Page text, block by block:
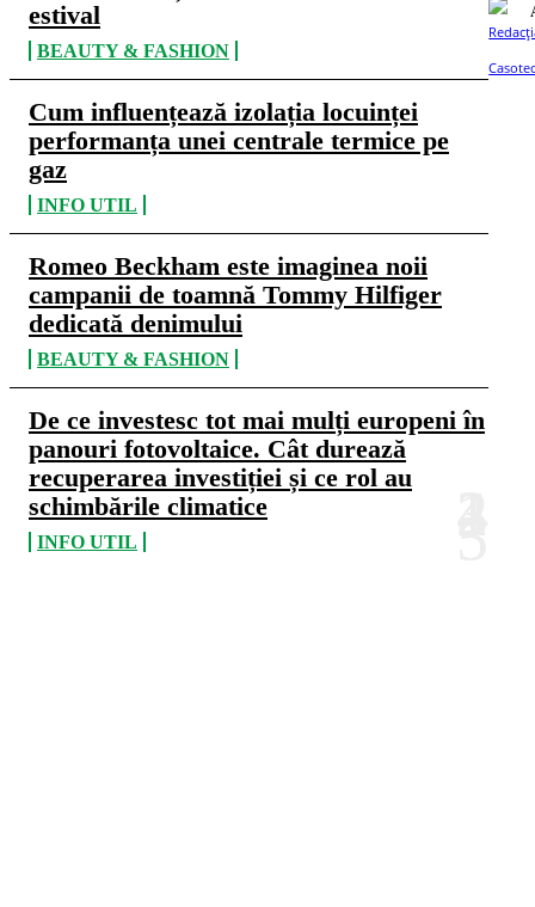
estival
BEAUTY & FASHION
Cum influențează izolația locuinței
performanța unei centrale termice pe
gaz
INFO UTIL
Romeo Beckham este imaginea noii
campanii de toamnă Tommy Hilfiger
dedicată denimului
BEAUTY & FASHION
De ce investesc tot mai mulți europeni în
panouri fotovoltaice. Cât durează
recuperarea investiției și ce rol au
schimbările climatice
INFO UTIL